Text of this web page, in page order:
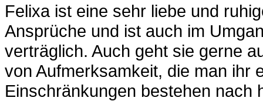
Felixa ist eine sehr liebe und
Ansprüche und ist auch im
verträglich. Auch geht sie gerne
von Aufmerksamkeit, die man ihr
Einschränkungen bestehen nach